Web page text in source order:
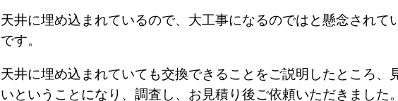
天井に埋め込まれているので、大工事になるのではと懸念されて
です。
天井に埋め込まれていても交換できることをご説明したところ、
いということになり、調査し、お見積り後ご依頼いただきました。